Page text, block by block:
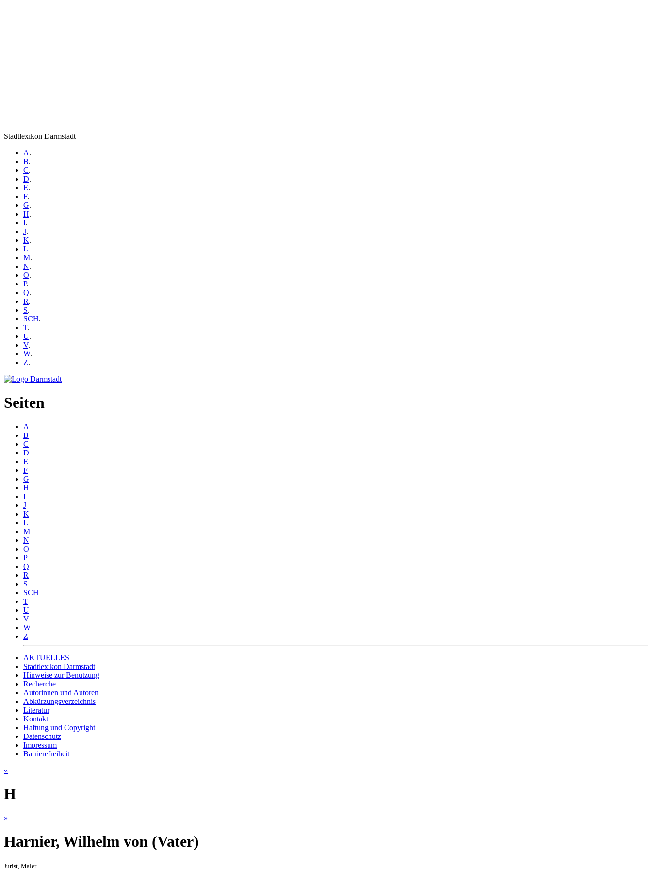
Stadtlexikon Darmstadt
A.
B.
C.
D.
E.
F.
G.
H.
I.
J.
K.
L.
M.
N.
O.
P.
Q.
R.
S.
SCH.
T.
U.
V.
W.
Z.
Seiten
A
B
C
D
E
F
G
H
I
J
K
L
M
N
O
P
Q
R
S
SCH
T
U
V
W
Z
AKTUELLES
Stadtlexikon Darmstadt
Hinweise zur Benutzung
Recherche
Autorinnen und Autoren
Abkürzungsverzeichnis
Literatur
Kontakt
Haftung und Copyright
Datenschutz
Impressum
Barrierefreiheit
«
H
»
Harnier, Wilhelm von (Vater)
Jurist, Maler